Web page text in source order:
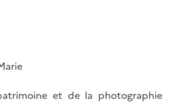
et de la photographie